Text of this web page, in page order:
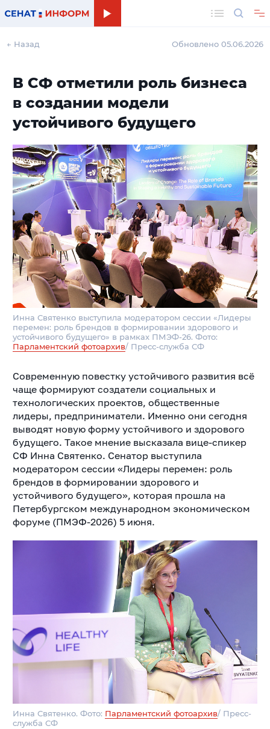
← Назад Обновлено 05.06.2026
В СФ отметили роль бизнеса
в создании модели
устойчивого будущего
Инна Святенко выступила модератором сессии «Лидеры
перемен: роль брендов в формировании здорового и
устойчивого будущего» в рамках ПМЭФ-26. Фото:
Парламентский фотоархив/ Пресс-служба СФ
Современную повестку устойчивого развития всё
чаще формируют создатели социальных и
технологических проектов, общественные
лидеры, предприниматели. Именно они сегодня
выводят новую форму устойчивого и здорового
будущего. Такое мнение высказала вице-спикер
СФ Инна Святенко. Сенатор выступила
модератором сессии «Лидеры перемен: роль
брендов в формировании здорового и
устойчивого будущего», которая прошла на
Петербургском международном экономическом
форуме (ПМЭФ-2026) 5 июня.
Инна Святенко. Фото: Парламентский фотоархив/ Пресс-
служба СФ